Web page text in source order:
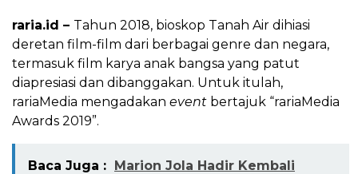
raria.id – Tahun 2018, bioskop Tanah Air dihiasi
deretan film-film dari berbagai genre dan negara,
termasuk film karya anak bangsa yang patut
diapresiasi dan dibanggakan. Untuk itulah,
rariaMedia mengadakan event bertajuk “rariaMedia
Awards 2019”.
Baca Juga : Marion Jola Hadir Kembali